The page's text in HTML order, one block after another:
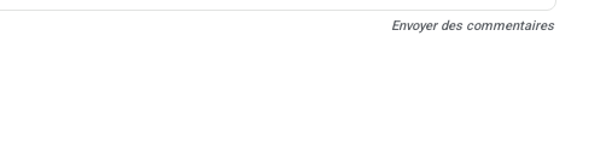
Envoyer des commentaires